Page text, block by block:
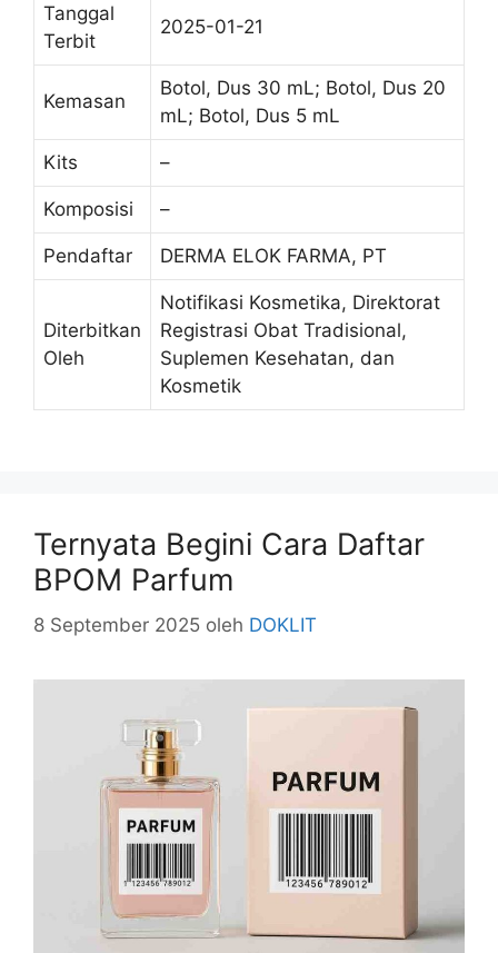
Tanggal
Terbit
2025-01-21
Kemasan
Botol, Dus 30 mL; Botol, Dus 20
mL; Botol, Dus 5 mL
Kits –
Komposisi –
Pendaftar DERMA ELOK FARMA, PT
Diterbitkan
Oleh
Notifikasi Kosmetika, Direktorat
Registrasi Obat Tradisional,
Suplemen Kesehatan, dan
Kosmetik
Ternyata Begini Cara Daftar
BPOM Parfum
8 September 2025 oleh DOKLIT